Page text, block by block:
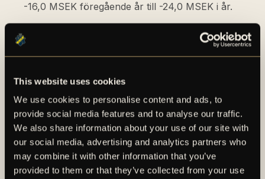
This website uses cookies
We use cookies to personalise content and ads, to
provide social media features and to analyse our traffic.
We also share information about your use of our site with
our social media, advertising and analytics partners who
may combine it with other information that you’ve
provided to them or that they’ve collected from your use
-16,0 MSEK föregående år till -24,0 MSEK i år.
Rörelseresultatet fördelas mellan driftsresultat
-21,5 MSEK (-17,0) och transfernetto -2,5 MSEK
Resultat per aktie uppgår till -0,88 SEK (-0,59).
Kassaflödet för perioden uppgår till -29,9 MSEK i
jämförelse med +2,7 MSEK föregående år.
Bolaget har i denna delårsrapport ändrat